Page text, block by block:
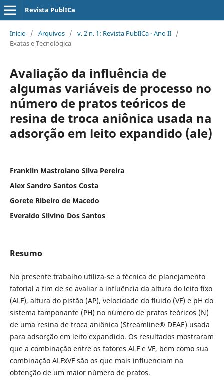
Revista PublICa
Início / Arquivos / v. 2 n. 1: Revista PublICa - Ano II /
Exatas e Tecnológica
Avaliação da influência de
algumas variáveis de processo no
número de pratos teóricos de
resina de troca aniônica usada na
adsorção em leito expandido (ale)
Franklin Mastroiano Silva Pereira
Alex Sandro Santos Costa
Gorete Ribeiro de Macedo
Everaldo Silvino Dos Santos
Resumo
No presente trabalho utiliza-se a técnica de planejamento
fatorial a fim de se avaliar a influência da altura do leito fixo
(ALF), altura do pistão (AP), velocidade do fluido (VF) e pH do
sistema tamponante (PH) no número de pratos teóricos (N)
de uma resina de troca aniônica (Streamline® DEAE) usada
para adsorção em leito expandido. Os resultados mostraram
que a combinação entre os fatores ALF e VF, bem como sua
combinação ALFxVF são os que mais influenciam na
obtenção de um maior número de pratos.